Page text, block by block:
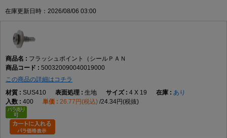
在庫更新日時：2026/08/06 03:00
フラッシュポイント（シールＰＡＮ
500320090040019000
この商品の詳細はコチラ
SUS410
生地 4 X 19
あり
400
26.77円(税込) 24.34円(税抜)